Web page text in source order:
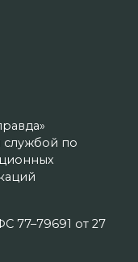
службой по
77–79691 от 27